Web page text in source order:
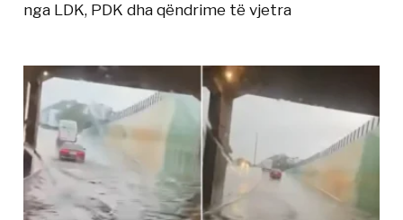
nga LDK, PDK dha qëndrime të vjetra